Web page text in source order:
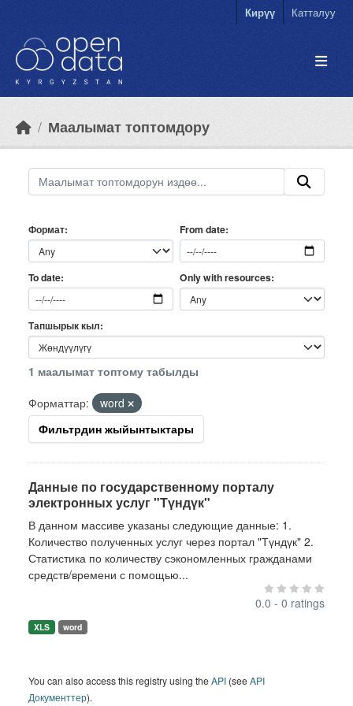
Кирүү Катталуу
Маалымат топтомдору
Формат From date
To date Only with resources
Тапшырык кыл
1 маалымат топтому табылды
Форматтар:
word
Фильтрдин жыйынтыктары
Данные по государственному порталу
электронных услуг "Түндүк"
В данном массиве указаны следующие данные: 1.
Количество полученных услуг через портал "Түндүк" 2.
Статистика по количеству сэкономленных гражданами
средств/времени с помощью...
0.0 - 0 ratings
XLS word
You can also access this registry using theAPI (seeAPI
Документтер).